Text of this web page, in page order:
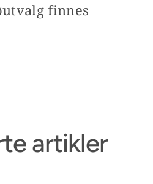
finnes
artikler